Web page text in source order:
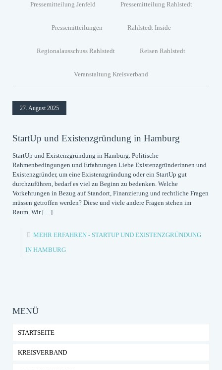
Pressemitteilung Jenfeld Pressemitteilung Rahlstedt
Pressemitteilungen Rahlstedt Inside
Regionalausschuss Rahlstedt Reisen Rahlstedt
Veranstaltung Kreisverband
27. August 2025
StartUp und Existenzgründung in Hamburg
StartUp und Existenzgründung in Hamburg. Politische
Rahmenbedingungen und Erfahrungen Liebe Existenzgründerinnen und
Existenzgründer, um eine Existenzgründung oder ein StartUp gut
durchzuführen, bedarf es viel zu Beginn zu bedenken. Welche
Vorkehrungen in Bezug auf Standort, Finanzierung und rechtliche Fragen
müssen getroffen werden? Diese und viele andere Fragen stehen im
Raum. Wir[…]
MEHR ERFAHREN - STARTUP UND EXISTENZGRÜNDUNG
IN HAMBURG
MENÜ
STARTSEITE
KREISVERBAND